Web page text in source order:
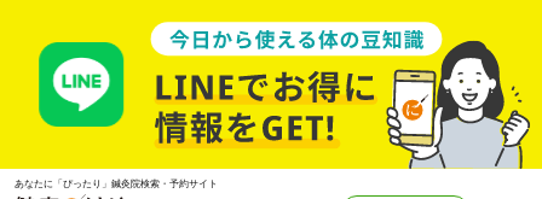
あなたに「ぴったり」鍼灸院検索・予約サイト